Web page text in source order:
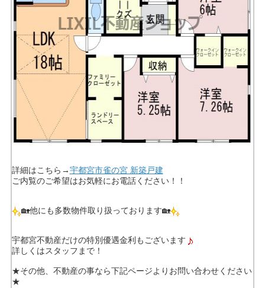
詳細はこちら→宇都宮市雀の宮 新築戸建
ご内覧のご希望はお気軽にお電話ください！！
🏡他にも多数物件取り扱っております🏡
宇都宮不動産だけの特別優遇金利もございます
詳しくはスタッフまで！
★その他、不動産の事なら下記ページよりお問い合わせください
★